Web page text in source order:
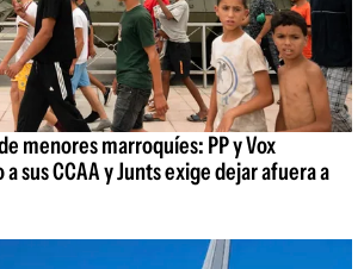
menores marroquíes: PP y Vox
sus CCAA y Junts exige dejar afuera a